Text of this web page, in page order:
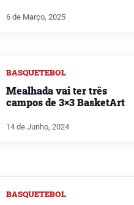
6 de Março, 2025
BASQUETEBOL
Mealhada vai ter três
campos de 3×3 BasketArt
14 de Junho, 2024
BASQUETEBOL